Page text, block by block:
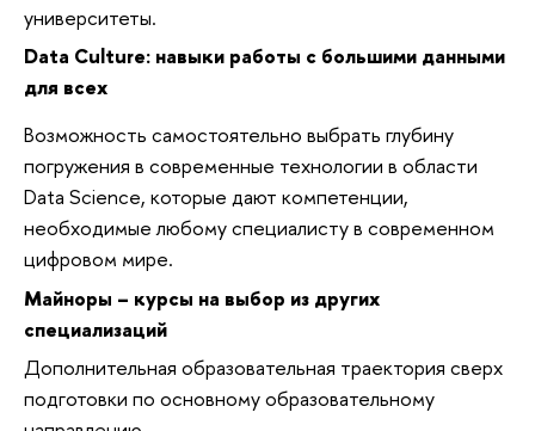
университеты.
Data Culture: навыки работы с большими данными
для всех
Возможность самостоятельно вы­брать глубину
погружения в совре­менные технологии в области
Data Science, которые дают компетенции,
необходимые любому специалисту в современном
цифровом мире.
Майноры – курсы на выбор из других
специализаций
Дополнительная образователь­ная траектория сверх
подготовки по основному образовательному